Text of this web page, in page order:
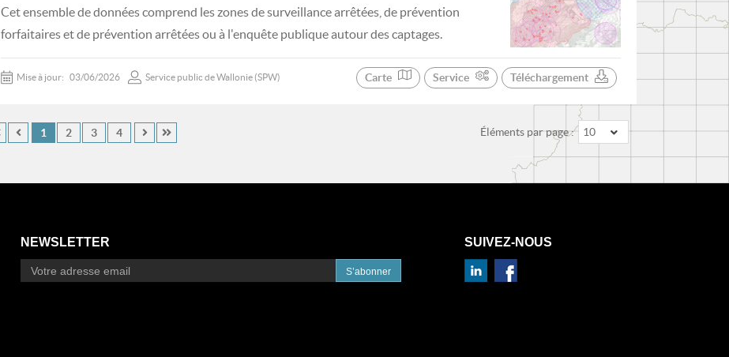
Cet ensemble de données comprend les zones de surveillance arrêtées, de prévention
forfaitaires et de prévention arrêtées ou à l'enquête publique autour des captages.
Mise à jour: 03/06/2026 Service public de Wallonie (SPW) Carte Service Téléchargement
Éléments par page : 10
1 2 3 4
NEWSLETTER
S’abonner
SUIVEZ-NOUS